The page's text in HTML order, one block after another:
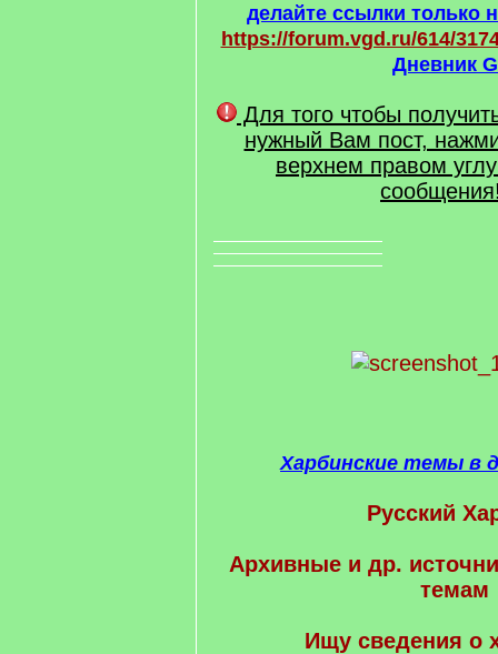
делайте ссылки только
https://forum.vgd.ru/614/
Дневник
Для того чтобы
нужный Вам пост,
верхнем правом
Харбинские темы в
Русский
Архивные и др.
темам
Ищу сведения о